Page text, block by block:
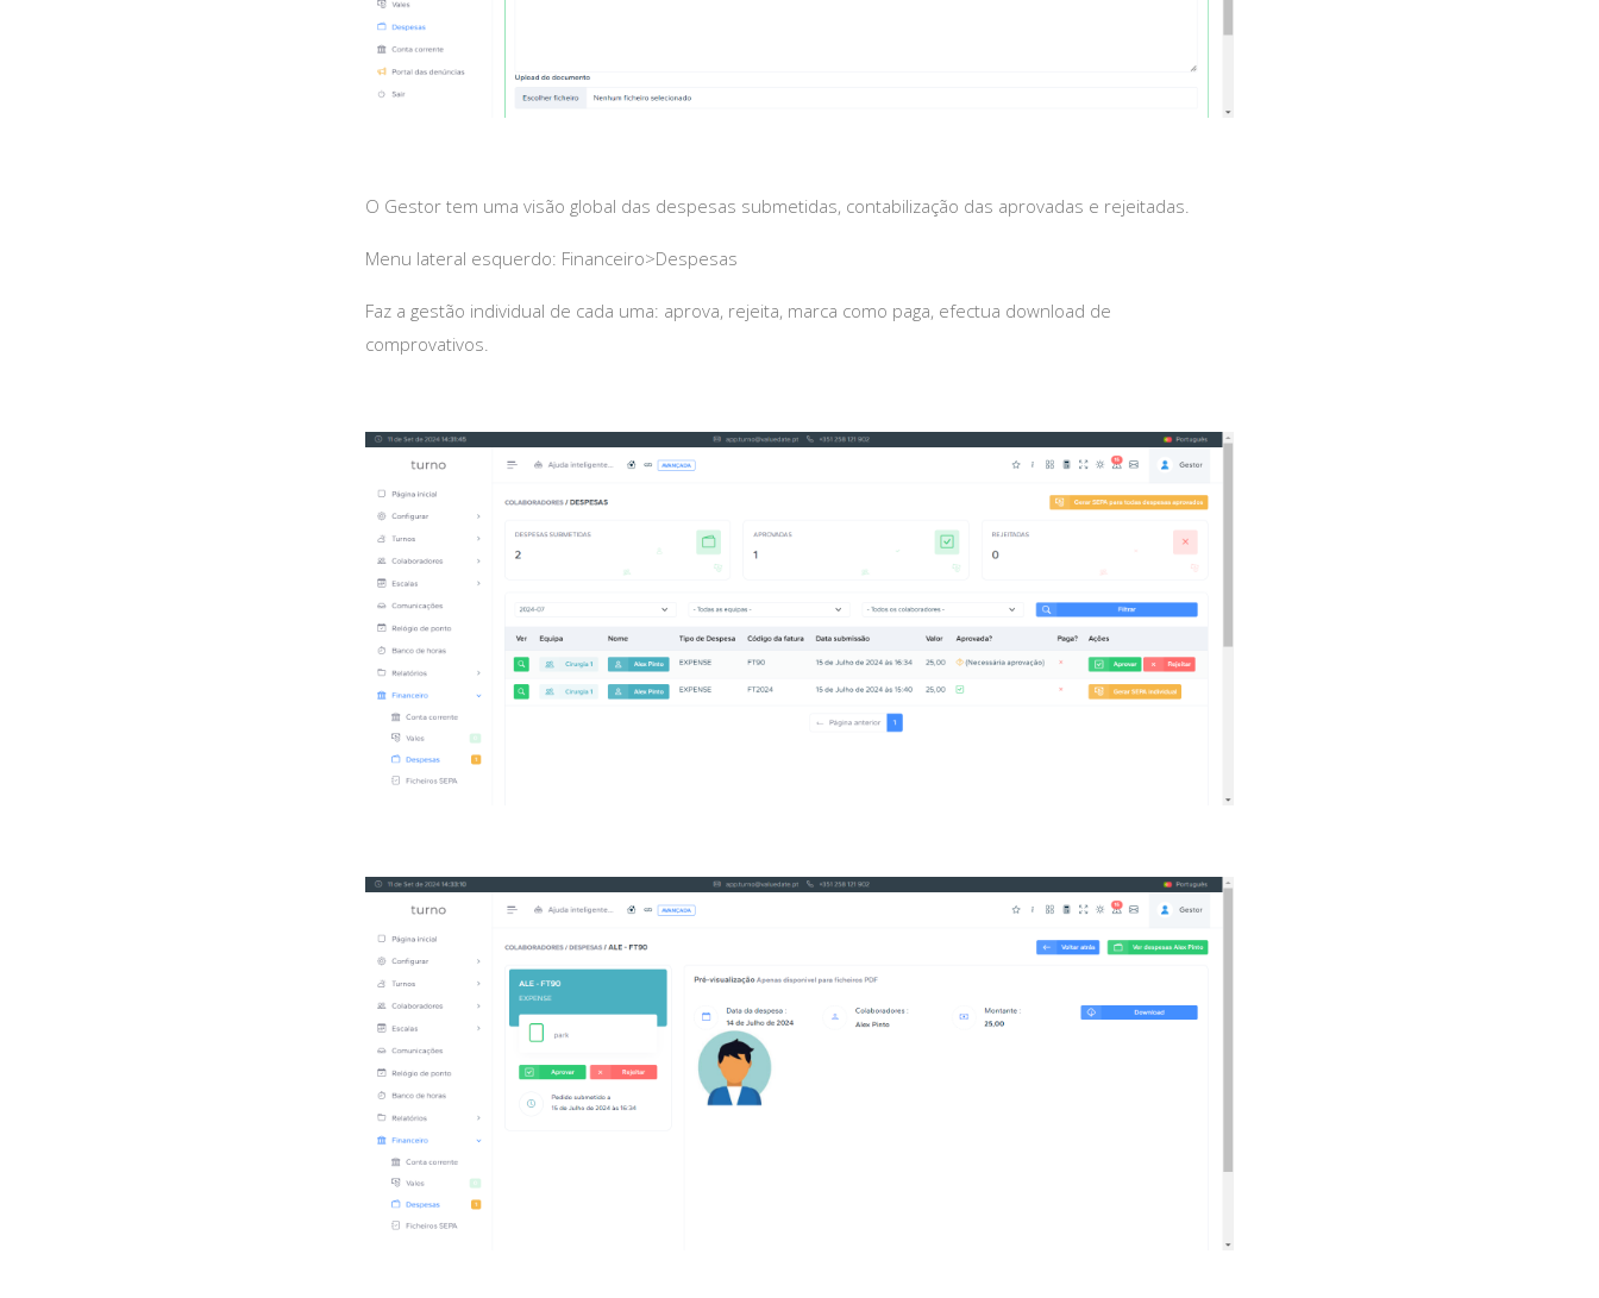
O Gestor tem uma visão global das despesas submetidas, contabilização das aprovadas e rejeitadas.
Menu lateral esquerdo: Financeiro>Despesas
Faz a gestão individual de cada uma: aprova, rejeita, marca como paga, efectua download de
comprovativos.